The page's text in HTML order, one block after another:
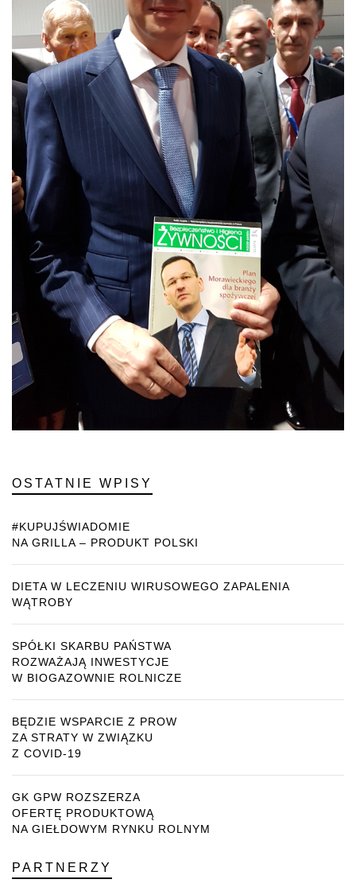
OSTATNIE WPISY
#KUPUJŚWIADOMIE
NA GRILLA – PRODUKT POLSKI
DIETA W LECZENIU WIRUSOWEGO ZAPALENIA
WĄTROBY
SPÓŁKI SKARBU PAŃSTWA
ROZWAŻAJĄ INWESTYCJE
W BIOGAZOWNIE ROLNICZE
BĘDZIE WSPARCIE Z PROW
ZA STRATY W ZWIĄZKU
Z COVID-19
GK GPW ROZSZERZA
OFERTĘ PRODUKTOWĄ
NA GIEŁDOWYM RYNKU ROLNYM
PARTNERZY